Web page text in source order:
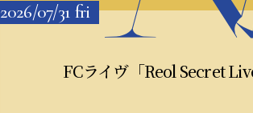
2026/07/31 fri
FCライヴ「Reol Secret